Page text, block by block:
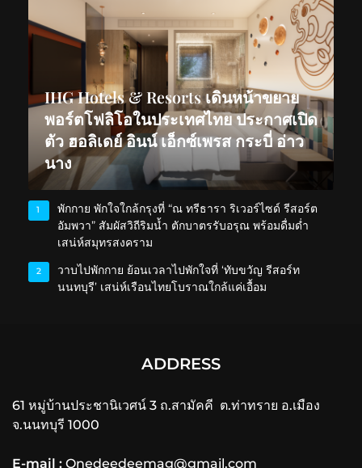
IHG Hotels & Resorts เดินหน้าขยาย
พอร์ตโฟลิโอในประเทศไทย ประกาศเปิด
ตัว ฮอลิเดย์ อินน์ เอ็กซ์เพรส กระบี่ อ่าว
นาง
1
พักกาย พักใจใกล้กรุงที่ “ณ ทรีธารา ริเวอร์ไซด์ รีสอร์ต
อัมพวา” สัมผัสวิถีริมน้ำ ตักบาตรรับอรุณ พร้อมดื่มด่ำ
เสน่ห์สมุทรสงคราม
2
วาบไปพักกาย ย้อนเวลาไปพักใจที่ ‘ทับขวัญ รีสอร์ท
นนทบุรี’ เสน่ห์เรือนไทยโบราณใกล้แค่เอื้อม
ADDRESS
61 หมู่บ้านประชานิเวศน์ 3 ถ.สามัคคี ต.ท่าทราย อ.เมือง
จ.นนทบุรี 1000
E-mail : Onedeedeemag@gmail.com